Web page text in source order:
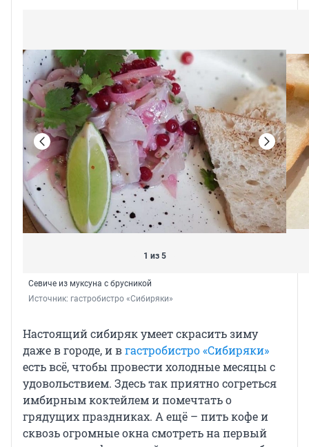
1 из 5
Севиче из муксуна с брусникой
Источник: гастробистро «Сибиряки»
Настоящий сибиряк умеет скрасить зиму
даже в городе, и вгастробистро «Сибиряки»
есть всё, чтобы провести холодные месяцы с
удовольствием. Здесь так приятно согреться
имбирным коктейлем и помечтать о
грядущих праздниках. А ещё – пить кофе и
сквозь огромные окна смотреть на первый